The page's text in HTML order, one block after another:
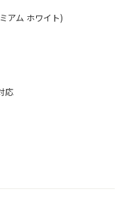
アム ホワイト)
応